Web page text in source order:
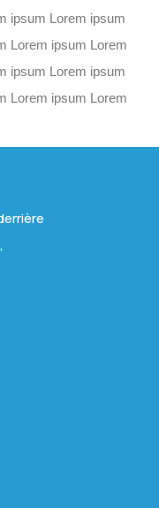
ipsum Lorem ipsum
Lorem ipsum Lorem
ipsum Lorem ipsum
Lorem ipsum Lorem